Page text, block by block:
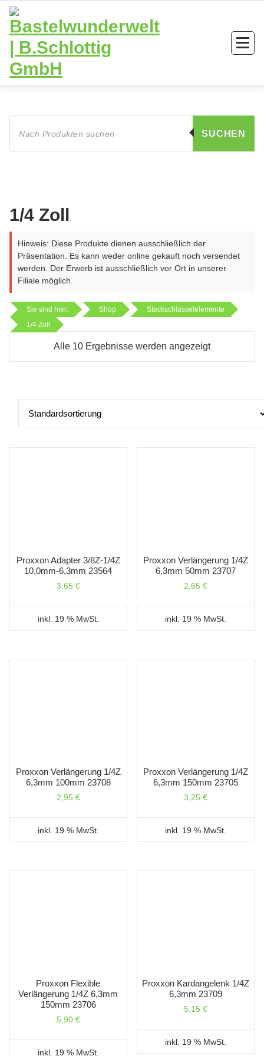
Zum
Inhalt
springen
Products
search
SUCHEN
1/4 Zoll
Hinweis: Diese Produkte dienen ausschließlich der
Präsentation. Es kann weder online gekauft noch versendet
werden. Der Erwerb ist ausschließlich vor Ort in unserer
Filiale möglich.
Alle 10 Ergebnisse werden angezeigt
Sie sind hier: Shop
Steckschlüsselelemente
1/4 Zoll
Proxxon Adapter 3/8Z-1/4Z
10,0mm-6,3mm 23564
3,65 €
inkl. 19 % MwSt.
Proxxon Verlängerung 1/4Z
6,3mm 50mm 23707
2,65€
inkl. 19 % MwSt.
Proxxon Verlängerung 1/4Z
6,3mm 100mm 23708
2,95 €
inkl. 19 % MwSt.
Proxxon Verlängerung 1/4Z
6,3mm 150mm 23705
3,25€
inkl. 19 % MwSt.
Proxxon Flexible
Verlängerung 1/4Z 6,3mm
150mm 23706
5,90 €
inkl. 19 % MwSt.
Proxxon Kardangelenk 1/4Z
6,3mm 23709
5,15€
inkl. 19 % MwSt.